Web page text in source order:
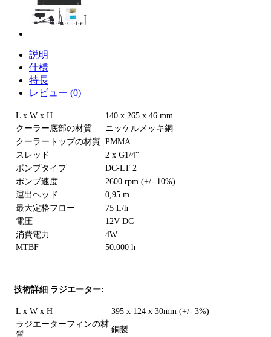
説明
仕様
特長
レビュー (0)
L x W x H
140 x 265 x 46 mm
クーラー底部の材質
ニッケルメッキ銅
クーラートップの材質 PMMA
スレッド
2 x G1/4“
ポンプタイプ
DC-LT 2
ポンプ速度
2600 rpm (+/- 10%)
運出ヘッド
0,95 m
最大定格フロー
75 L/h
電圧
12V DC
消費電力
4W
MTBF
50.000 h
技術詳細 ラジエーター:
L x W x H
395 x 124 x 30mm (+/- 3%)
ラジエーターフィンの材
質
銅製